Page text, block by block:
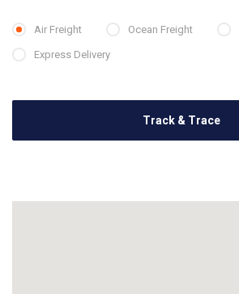
Air Freight Ocean Freight
Express Delivery